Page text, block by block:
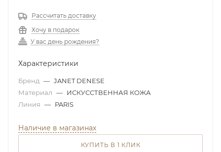
Рассчитать доставку
Хочу в подарок
У вас день рождения?
Характеристики
Бренд — JANET DENESE
Материал — ИСКУССТВЕННАЯ КОЖА
Линия — PARIS
Наличие в магазинах
КУПИТЬ В 1 КЛИК